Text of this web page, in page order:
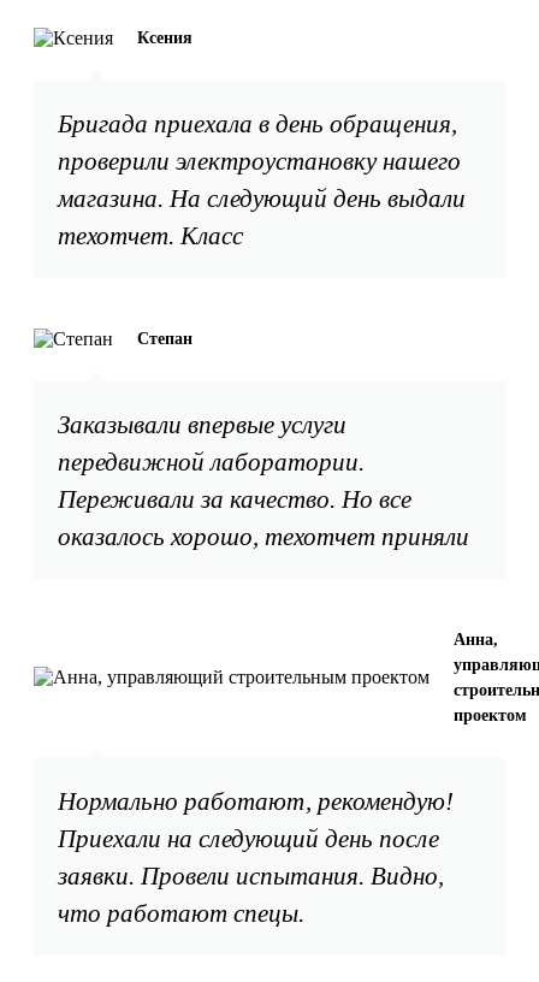
Бригада приехала в день обращения,
проверили электроустановку нашего
магазина. На следующий день выдали
техотчет. Класс
Ксения
Заказывали впервые услуги
передвижной лаборатории.
Переживали за качество. Но все
оказалось хорошо, техотчет приняли
Степан
Нормально работают, рекомендую!
Приехали на следующий день после
заявки. Провели испытания. Видно,
что работают спецы.
Анна,
проектом